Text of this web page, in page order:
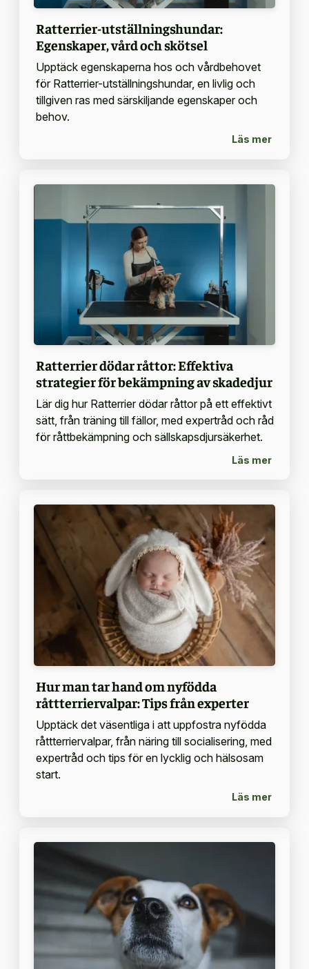
Ratterrier-utställningshundar:
Egenskaper, vård och skötsel
Upptäck egenskaperna hos och vårdbehovet
för Ratterrier-utställningshundar, en livlig och
tillgiven ras med särskiljande egenskaper och
behov.
Läs mer
Ratterrier dödar råttor: Effektiva
strategier för bekämpning av skadedjur
Lär dig hur Ratterrier dödar råttor på ett effektivt
sätt, från träning till fällor, med expertråd och råd
för råttbekämpning och sällskapsdjursäkerhet.
Läs mer
Hur man tar hand om nyfödda
råttterriervalpar: Tips från experter
Upptäck det väsentliga i att uppfostra nyfödda
råttterriervalpar, från näring till socialisering, med
expertråd och tips för en lycklig och hälsosam
start.
Läs mer